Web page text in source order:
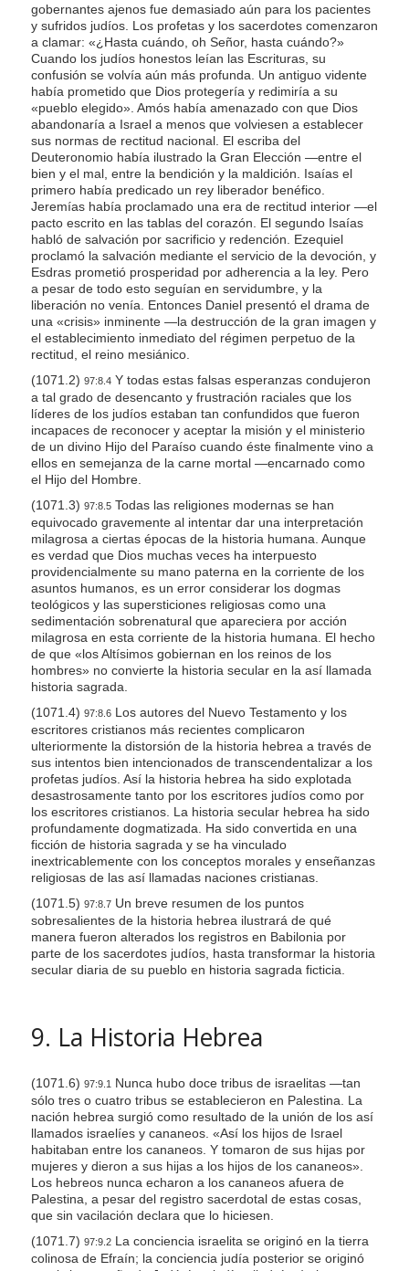
gobernantes ajenos fue demasiado aún para los pacientes
y sufridos judíos. Los profetas y los sacerdotes comenzaron
a clamar: «¿Hasta cuándo, oh Señor, hasta cuándo?»
Cuando los judíos honestos leían las Escrituras, su
confusión se volvía aún más profunda. Un antiguo vidente
había prometido que Dios protegería y redimiría a su
«pueblo elegido». Amós había amenazado con que Dios
abandonaría a Israel a menos que volviesen a establecer
sus normas de rectitud nacional. El escriba del
Deuteronomio había ilustrado la Gran Elección —entre el
bien y el mal, entre la bendición y la maldición. Isaías el
primero había predicado un rey liberador benéfico.
Jeremías había proclamado una era de rectitud interior —el
pacto escrito en las tablas del corazón. El segundo Isaías
habló de salvación por sacrificio y redención. Ezequiel
proclamó la salvación mediante el servicio de la devoción, y
Esdras prometió prosperidad por adherencia a la ley. Pero
a pesar de todo esto seguían en servidumbre, y la
liberación no venía. Entonces Daniel presentó el drama de
una «crisis» inminente —la destrucción de la gran imagen y
el establecimiento inmediato del régimen perpetuo de la
rectitud, el reino mesiánico.
(1071.2) 97:8.4Y todas estas falsas esperanzas condujeron
a tal grado de desencanto y frustración raciales que los
líderes de los judíos estaban tan confundidos que fueron
incapaces de reconocer y aceptar la misión y el ministerio
de un divino Hijo del Paraíso cuando éste finalmente vino a
ellos en semejanza de la carne mortal —encarnado como
el Hijo del Hombre.
(1071.3) 97:8.5Todas las religiones modernas se han
equivocado gravemente al intentar dar una interpretación
milagrosa a ciertas épocas de la historia humana. Aunque
es verdad que Dios muchas veces ha interpuesto
providencialmente su mano paterna en la corriente de los
asuntos humanos, es un error considerar los dogmas
teológicos y las supersticiones religiosas como una
sedimentación sobrenatural que apareciera por acción
milagrosa en esta corriente de la historia humana. El hecho
de que «los Altísimos gobiernan en los reinos de los
hombres» no convierte la historia secular en la así llamada
historia sagrada.
(1071.4) 97:8.6Los autores del Nuevo Testamento y los
escritores cristianos más recientes complicaron
ulteriormente la distorsión de la historia hebrea a través de
sus intentos bien intencionados de transcendentalizar a los
profetas judíos. Así la historia hebrea ha sido explotada
desastrosamente tanto por los escritores judíos como por
los escritores cristianos. La historia secular hebrea ha sido
profundamente dogmatizada. Ha sido convertida en una
ficción de historia sagrada y se ha vinculado
inextricablemente con los conceptos morales y enseñanzas
religiosas de las así llamadas naciones cristianas.
(1071.5) 97:8.7Un breve resumen de los puntos
sobresalientes de la historia hebrea ilustrará de qué
manera fueron alterados los registros en Babilonia por
parte de los sacerdotes judíos, hasta transformar la historia
secular diaria de su pueblo en historia sagrada ficticia.
9. La Historia Hebrea
(1071.6) 97:9.1 Nunca hubo doce tribus de israelitas —tan
sólo tres o cuatro tribus se establecieron en Palestina. La
nación hebrea surgió como resultado de la unión de los así
llamados israelíes y cananeos. «Así los hijos de Israel
habitaban entre los cananeos. Y tomaron de sus hijas por
mujeres y dieron a sus hijas a los hijos de los cananeos».
Los hebreos nunca echaron a los cananeos afuera de
Palestina, a pesar del registro sacerdotal de estas cosas,
que sin vacilación declara que lo hiciesen.
(1071.7) 97:9.2La conciencia israelita se originó en la tierra
colinosa de Efraín; la conciencia judía posterior se originó